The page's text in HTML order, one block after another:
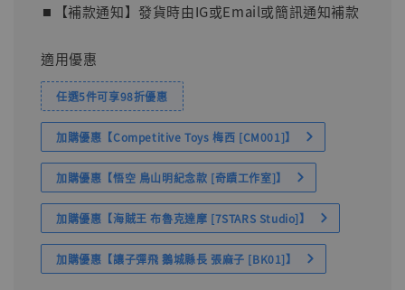
⏹︎【補款通知】發貨時由IG或Email或簡訊通知補款
適用優惠
任選5件可享98折優惠
加購優惠【Competitive Toys 梅西 [CM001]】
加購優惠【悟空 鳥山明紀念款 [奇蹟工作室]】
加購優惠【海賊王 布魯克達摩 [7STARS Studio]】
加購優惠【讓子彈飛 鵝城縣長 張麻子 [BK01]】